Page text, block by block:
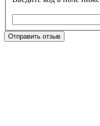
Отправить отзыв